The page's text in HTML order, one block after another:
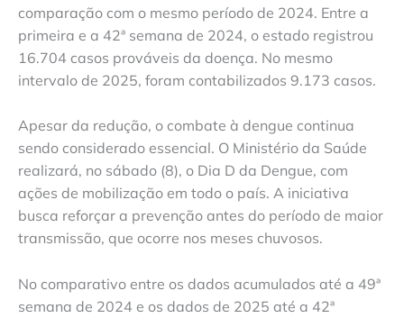
comparação com o mesmo período de 2024. Entre a
primeira e a 42ª semana de 2024, o estado registrou
16.704 casos prováveis da doença. No mesmo
intervalo de 2025, foram contabilizados 9.173 casos.
Apesar da redução, o combate à dengue continua
sendo considerado essencial. O Ministério da Saúde
realizará, no sábado (8), o Dia D da Dengue, com
ações de mobilização em todo o país. A iniciativa
busca reforçar a prevenção antes do período de maior
transmissão, que ocorre nos meses chuvosos.
No comparativo entre os dados acumulados até a 49ª
semana de 2024 e os dados de 2025 até a 42ª